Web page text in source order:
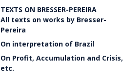
TEXTS ON BRESSER-PEREIRA
All texts on works by Bresser-
Pereira
On interpretation of Brazil
On Profit, Accumulation and Crisis,
etc.